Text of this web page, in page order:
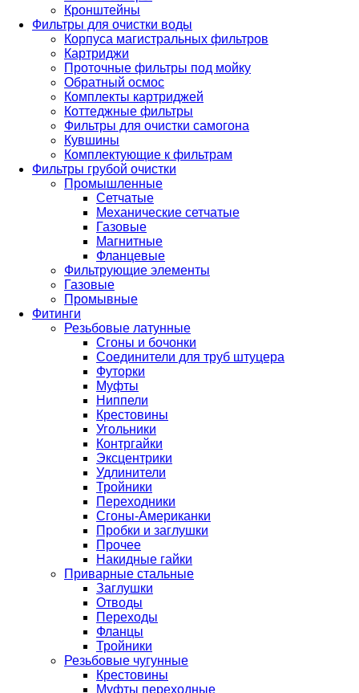
Кронштейны
Фильтры для очистки воды
Корпуса магистральных фильтров
Картриджи
Проточные фильтры под мойку
Обратный осмос
Комплекты картриджей
Коттеджные фильтры
Фильтры для очистки самогона
Кувшины
Комплектующие к фильтрам
Фильтры грубой очистки
Промышленные
Сетчатые
Механические сетчатые
Газовые
Магнитные
Фланцевые
Фильтрующие элементы
Газовые
Промывные
Фитинги
Резьбовые латунные
Сгоны и бочонки
Соединители для труб штуцера
Футорки
Муфты
Ниппели
Крестовины
Угольники
Контргайки
Эксцентрики
Удлинители
Тройники
Переходники
Сгоны-Американки
Пробки и заглушки
Прочее
Накидные гайки
Приварные стальные
Заглушки
Отводы
Переходы
Фланцы
Тройники
Резьбовые чугунные
Крестовины
Муфты переходные